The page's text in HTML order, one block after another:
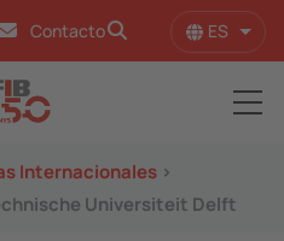
Contacto ES
Internacionales >
Universiteit Delft